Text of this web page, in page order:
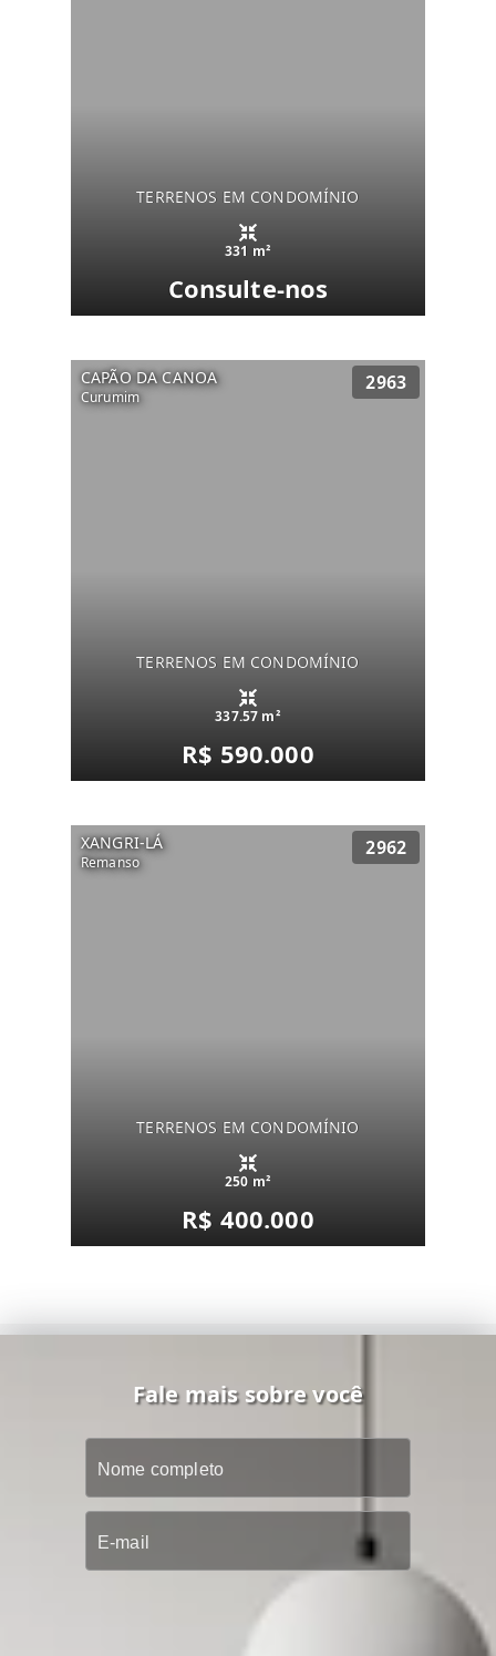
TERRENOS EM CONDOMÍNIO
331 m²
Consulte-nos
CAPÃO DA CANOA
Curumim
2963
TERRENOS EM CONDOMÍNIO
337.57 m²
R$ 590.000
XANGRI-LÁ
Remanso
2962
TERRENOS EM CONDOMÍNIO
250 m²
R$ 400.000
Fale mais sobre você